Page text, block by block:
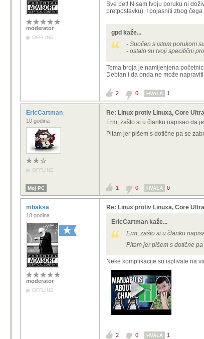
moderator
OFFLINE
Sve pet! Nisam tvoju poruku ni
pretpostavku). I pojasniti zbog
gpd kaže...
- Suočen s istom porukom
- ostalo su tvoji specifični
Tema broja je namijenjena
Debian i da onda ne može
2 0 HVALA 1
EricCartman
10 godina
OFFLINE
Re: Linux protiv Linuxa, Core
Erm, zašto si u članku napisao da
Pitam jer pišem s dotične pa se
Moj PC 1 0 HVALA 0
mbaksa
18 godina
moderator
OFFLINE
Re: Linux protiv Linuxa, Core
EricCartman kaže...
Erm, zašto si u članku
Pitam jer pišem s dotične
Neke komplikacije su isplivale na
2 0 HVALA 1